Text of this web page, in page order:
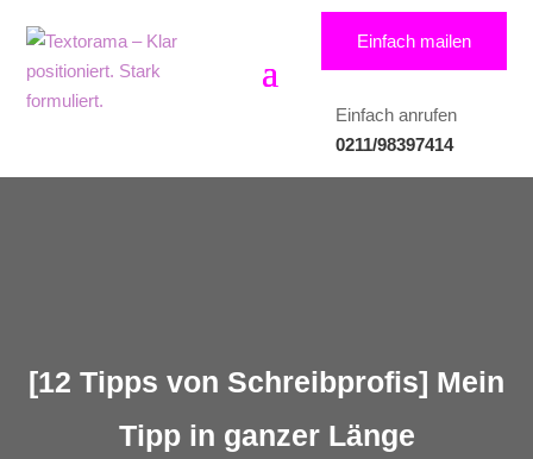
Einfach mailen
Einfach anrufen
0211/98397414
[12 Tipps von Schreibprofis] Mein
Tipp in ganzer Länge